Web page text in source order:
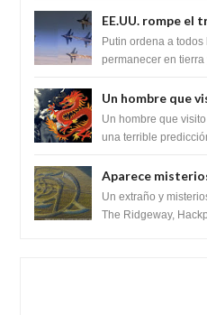
EE.UU. rompe
prepara para
"Caballero
Putin ordena a
permanecer en
Un hombre que
recordó la
para febrero de
Un hombre que
una terrible
Aparece
Unido 23 de
Un extraño y
The Ridgeway,